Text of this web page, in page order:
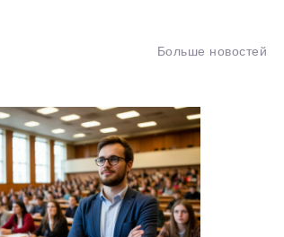
Больше новостей